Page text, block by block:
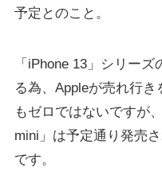
予定とのこと。
「iPhone 13」シリー
る為、Appleが売れ行
もゼロではないですが
mini」は予定通り発売
です。